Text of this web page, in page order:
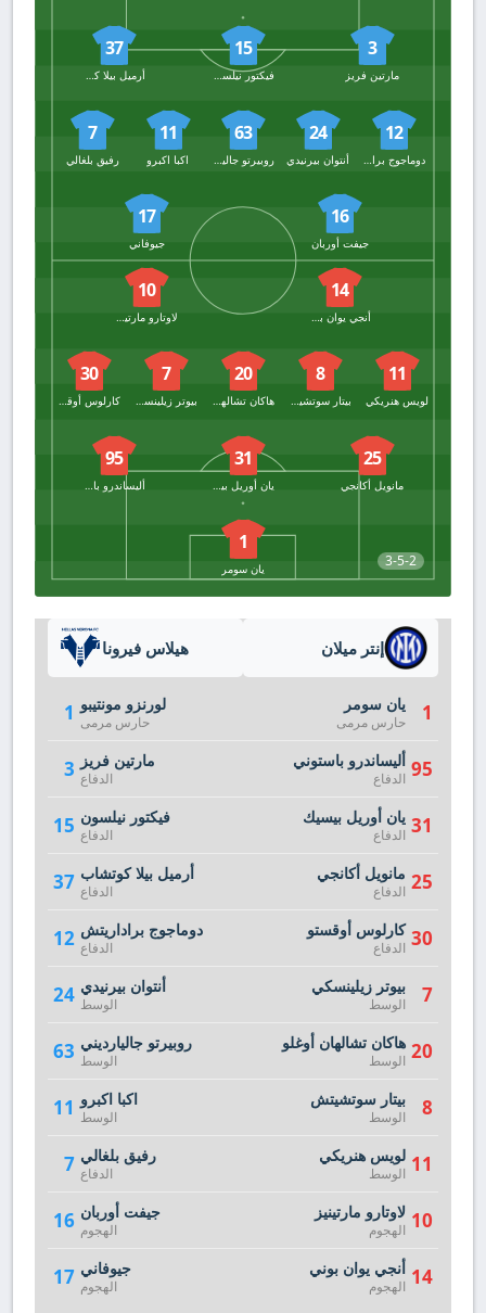
3
مارتين فريز
15
فيكتور نيلسون
37
أرميل بيلا كوتشاب
12
24
أنتوان بيرنيدي
63
11
اكبا اكبرو
7
رفيق بلغالي
16
جيفت أوربان
17
جيوفاني
3-5-2
14
أنجي يوان بوني
10
لاوتارو مارتينيز
11
لويس هنريكي
8
بيتار سوتشيتش
20
هاكان تشالهان أوغلو
7
بيوتر زيلينسكي
30
كارلوس أوقستو
25
مانويل أكانجي
31
95
1
يان سومر
هيلاس فيرونا
1 لورنزو مونتيبو
حارس مرمى
3 مارتين فريز
الدفاع
15 فيكتور نيلسون
الدفاع
37 أرميل بيلا كوتشاب
الدفاع
12 دوماجوج براداريتش
الدفاع
24 أنتوان بيرنيدي
الوسط
63 روبيرتو جاليارديني
الوسط
11 اكبا اكبرو
الوسط
7 رفيق بلغالي
الدفاع
16 جيفت أوربان
الهجوم
17 جيوفاني
الهجوم
إنتر ميلان
1 يان سومر
حارس مرمى
95 أليساندرو باستوني
الدفاع
31 يان أوريل بيسيك
الدفاع
25 مانويل أكانجي
الدفاع
30 كارلوس أوقستو
الدفاع
7 بيوتر زيلينسكي
الوسط
20 هاكان تشالهان أوغلو
الوسط
8 بيتار سوتشيتش
الوسط
11 لويس هنريكي
الوسط
10 لاوتارو مارتينيز
الهجوم
14 أنجي يوان بوني
الهجوم